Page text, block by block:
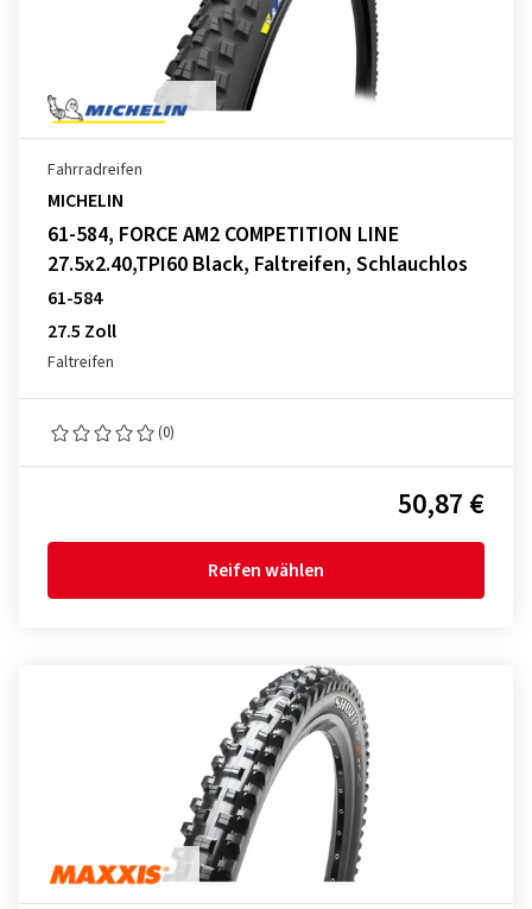
Fahrradreifen
MICHELIN
61-584, FORCE AM2 COMPETITION LINE
27.5x2.40,TPI60 Black, Faltreifen, Schlauchlos
61-584
27.5 Zoll
Faltreifen
(0)
50,87 €
Reifen wählen